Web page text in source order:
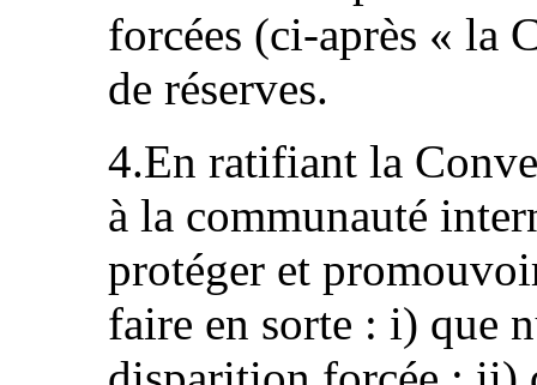
forcées (ci-après « la
de réserves.
4.En ratifiant la
à la communauté
protéger et
faire en sorte : i) que